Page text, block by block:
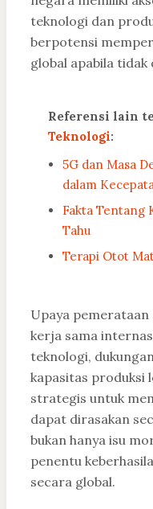
teknologi dan
berpotensi
global apabila
Referensi lain
Teknologi:
5G dan Masa
dalam
Fakta Tentang
Tahu
Terapi Otot
Upaya pemerataan
kerja sama
teknologi,
kapasitas produksi
strategis untuk
dapat dirasakan
bukan hanya isu
penentu
secara global.